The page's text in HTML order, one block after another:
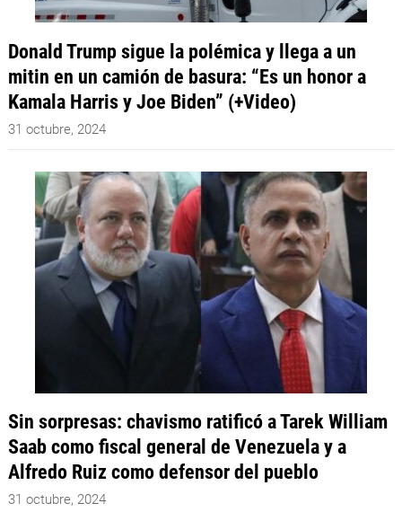
Donald Trump sigue la polémica y llega a un
mitin en un camión de basura: “Es un honor a
Kamala Harris y Joe Biden” (+Video)
31 octubre, 2024
Sin sorpresas: chavismo ratificó a Tarek William
Saab como fiscal general de Venezuela y a
Alfredo Ruiz como defensor del pueblo
31 octubre, 2024